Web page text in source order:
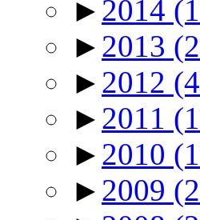
► 2014
► 2013
► 2012
► 2011
► 2010
► 2009